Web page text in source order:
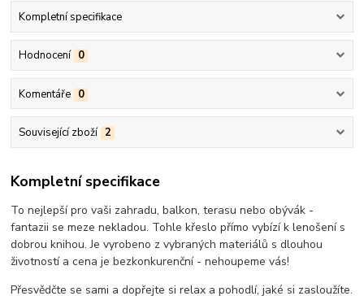
Kompletní specifikace
Hodnocení 0
Komentáře 0
Související zboží 2
Kompletní specifikace
To nejlepší pro vaši zahradu, balkon, terasu nebo obývák -
fantazii se meze nekladou. Tohle křeslo přímo vybízí k lenošení s
dobrou knihou. Je vyrobeno z vybraných materiálů s dlouhou
životností a cena je bezkonkurenční - nehoupeme vás!
Přesvědčte se sami a dopřejte si relax a pohodlí, jaké si zasloužíte.